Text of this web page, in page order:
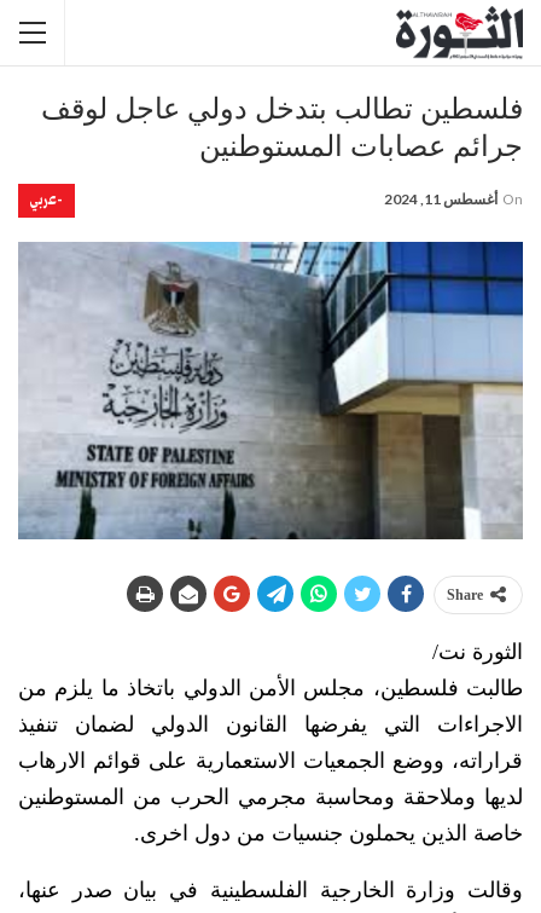
فلسطين تطالب بتدخل دولي عاجل لوقف
جرائم عصابات المستوطنين
-عربي On أغسطس 11, 2024
Share
الثورة نت/
طالبت فلسطين، مجلس الأمن الدولي باتخاذ ما يلزم من
الاجراءات التي يفرضها القانون الدولي لضمان تنفيذ
قراراته، ووضع الجمعيات الاستعمارية على قوائم الارهاب
لديها وملاحقة ومحاسبة مجرمي الحرب من المستوطنين
خاصة الذين يحملون جنسيات من دول اخرى.
وقالت وزارة الخارجية الفلسطينية في بيان صدر عنها،